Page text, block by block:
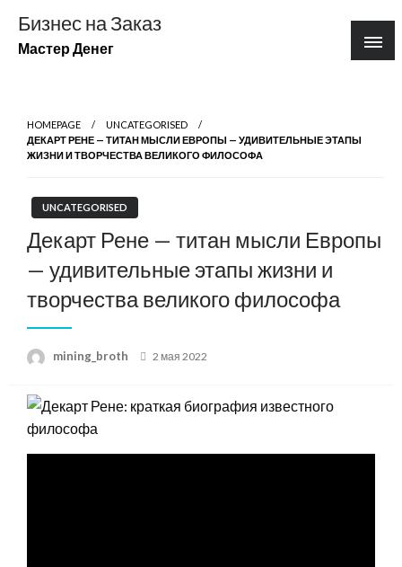
содержимому
Бизнес на Заказ
Мастер Денег
HOMEPAGE
UNCATEGORISED
ДЕКАРТ РЕНЕ — ТИТАН МЫСЛИ ЕВРОПЫ — УДИВИТЕЛЬНЫЕ ЭТАПЫ
ЖИЗНИ И ТВОРЧЕСТВА ВЕЛИКОГО ФИЛОСОФА
UNCATEGORISED
Декарт Рене — титан мысли Европы
— удивительные этапы жизни и
творчества великого философа
mining_broth
Posted
2 мая 2022